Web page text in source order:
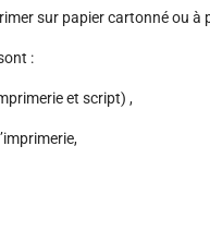
sur papier cartonné ou à
:
et script) ,